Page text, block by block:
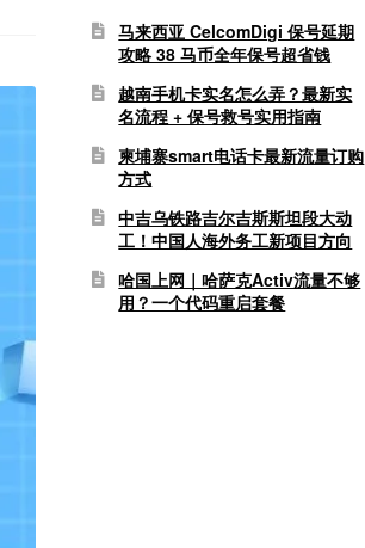
马来西亚 CelcomDigi 保号延期
攻略 38 马币全年保号超省钱
越南手机卡实名怎么弄？最新实
名流程 + 保号救号实用指南
柬埔寨smart电话卡最新流量订购
方式
中吉乌铁路吉尔吉斯斯坦段大动
工！中国人海外务工新项目方向
哈国上网｜哈萨克Activ流量不够
用？一个代码重启套餐